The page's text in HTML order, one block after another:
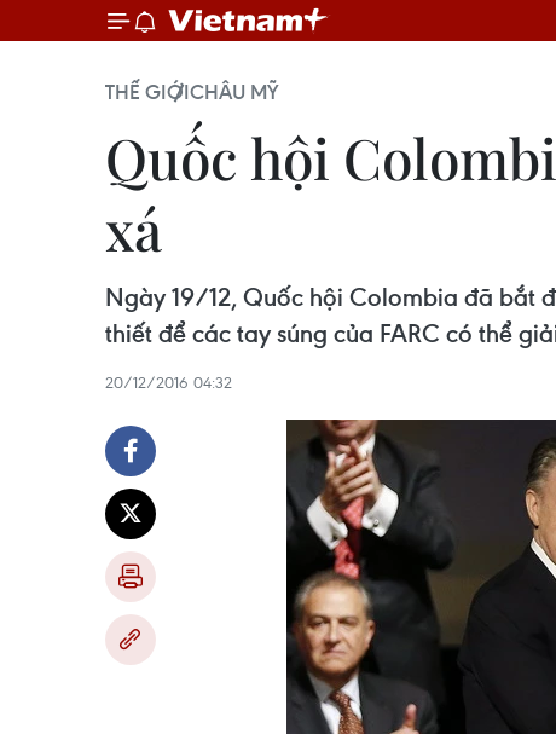
THẾ GIỚICHÂU MỸ
Quốc hội
xá
Ngày 19/12, Quốc hội Colombia đã bắt
thiết để các tay súng của FARC có thể
20/12/2016 04:32